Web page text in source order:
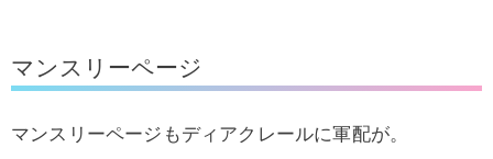
マンスリーページ
マンスリーページもディアクレールに軍配が。